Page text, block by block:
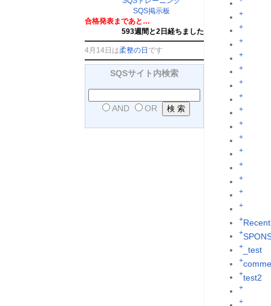
SQS掲示板
合格発表まであと…
593週間と2日経ちました
4月14日は柔整の日 です
SQSサイト内検索
AND OR
+
+
+
+
+
+
+
+
+
+
+
+
+
+
+
+
+
+_test
+
+test2
+
+